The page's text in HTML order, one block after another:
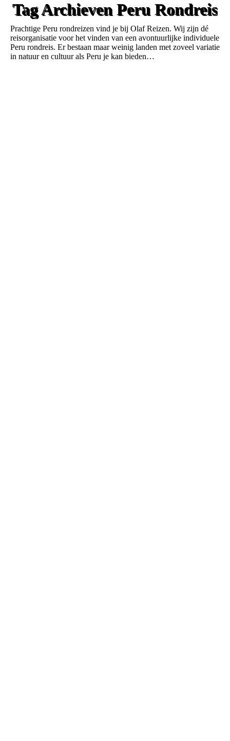
Tag Archieven Peru Rondreis
Prachtige Peru rondreizen vind je bij Olaf Reizen. Wij zijn dé
reisorganisatie voor het vinden van een avontuurlijke individuele
Peru rondreis. Er bestaan maar weinig landen met zoveel variatie
in natuur en cultuur als Peru je kan bieden…